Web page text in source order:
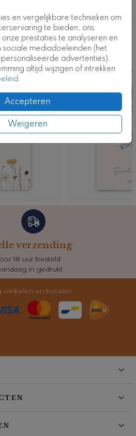
en vergelijkbare technieken om
te bieden, ons
prestaties te analyseren en
mediadoeleinden (het
advertenties).
altijd wijzigen of intrekken
.
Accepteren
Weigeren
met veldbloemen aan de
biedt voldoende ruimte om
en persoonlijke
voegen.
gebruiksvriendelijke ontwerptool
trouwkaart volledig aanpassen
Bestel een drukproef om
te zien.
vind je misschien ook
verzending
18 uur besteld
in gedrukt
winkelen en betalen